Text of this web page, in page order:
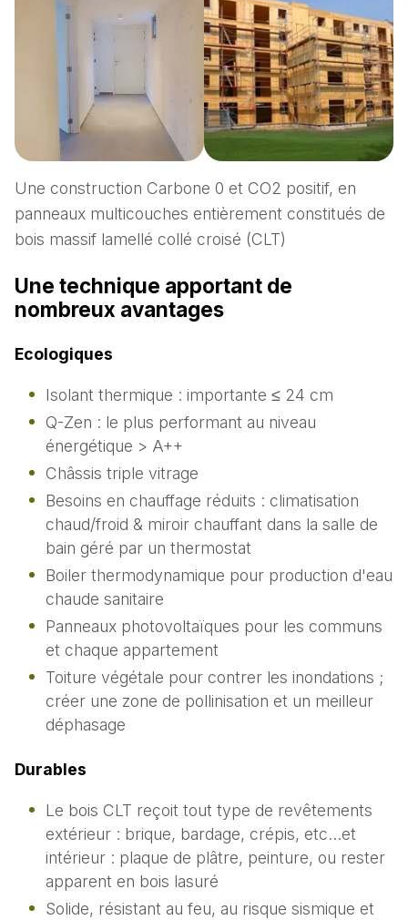
Une construction Carbone 0 et CO2 positif, en
panneaux multicouches entièrement constitués de
bois massif lamellé collé croisé (CLT)
Une technique apportant de
nombreux avantages
Ecologiques
Isolant thermique : importante ≤ 24 cm
Q-Zen : le plus performant au niveau
énergétique > A++
Châssis triple vitrage
Besoins en chauffage réduits : climatisation
chaud/froid & miroir chauffant dans la salle de
bain géré par un thermostat
Boiler thermodynamique pour production d'eau
chaude sanitaire
Panneaux photovoltaïques pour les communs
et chaque appartement
Toiture végétale pour contrer les inondations ;
créer une zone de pollinisation et un meilleur
déphasage
Durables
Le bois CLT reçoit tout type de revêtements
extérieur : brique, bardage, crépis, etc…et
intérieur : plaque de plâtre, peinture, ou rester
apparent en bois lasuré
Solide, résistant au feu, au risque sismique et